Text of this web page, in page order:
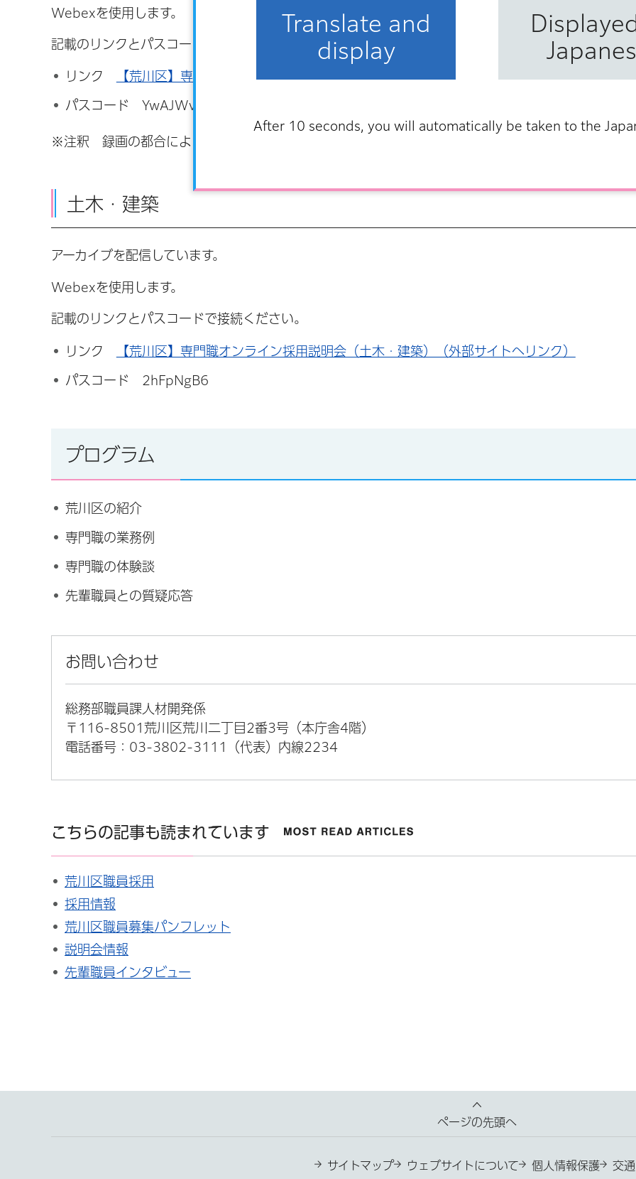
Translate and
display
After 10 seconds, you will automatically be taken to the
Webexを使用します。
記載のリンクとパスコードで接続ください。
リンク 【荒川区】専門職オンライン採用説明会（福祉・心理・保健師）（外部サイトへリンク）
パスコード YwAJWvj7
※注釈 録画の都合により、途中からの配信となります。
土木・建築
アーカイブを配信しています。
Webexを使用します。
記載のリンクとパスコードで接続ください。
リンク 【荒川区】専門職オンライン採用説明会（土木・建築）（外部サイトへリンク）
パスコード 2hFpNgB6
プログラム
荒川区の紹介
専門職の業務例
専門職の体験談
先輩職員との質疑応答
お問い合わせ
総務部職員課人材開発係
〒116-8501荒川区荒川二丁目2番3号（本庁舎4階）
電話番号：03-3802-3111（代表）内線2234
こちらの記事も読まれています
荒川区職員採用
採用情報
荒川区職員募集パンフレット
説明会情報
先輩職員インタビュー
ページの先頭へ
サイトマップ ウェブサイトについて 個人情報保護 交